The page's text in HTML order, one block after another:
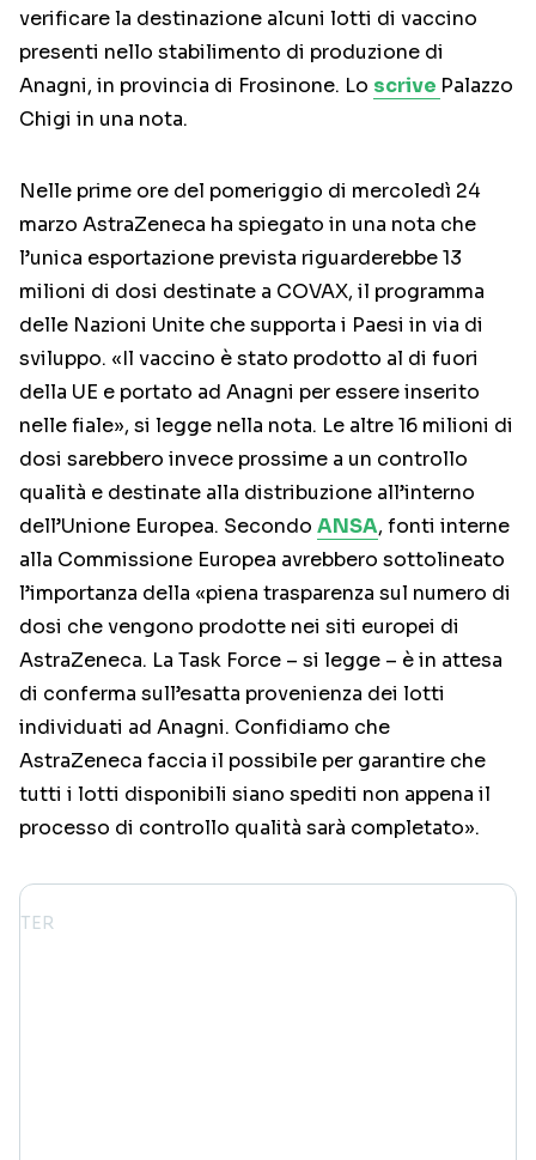
verificare la destinazione alcuni lotti di vaccino
presenti nello stabilimento di produzione di
Anagni, in provincia di Frosinone. Lo scrive Palazzo
Chigi in una nota.
Nelle prime ore del pomeriggio di mercoledì 24
marzo AstraZeneca ha spiegato in una nota che
l’unica esportazione prevista riguarderebbe 13
milioni di dosi destinate a COVAX, il programma
delle Nazioni Unite che supporta i Paesi in via di
sviluppo. «Il vaccino è stato prodotto al di fuori
della UE e portato ad Anagni per essere inserito
nelle fiale», si legge nella nota. Le altre 16 milioni di
dosi sarebbero invece prossime a un controllo
qualità e destinate alla distribuzione all’interno
dell’Unione Europea. Secondo ANSA, fonti interne
alla Commissione Europea avrebbero sottolineato
l’importanza della «piena trasparenza sul numero di
dosi che vengono prodotte nei siti europei di
AstraZeneca. La Task Force – si legge – è in attesa
di conferma sull’esatta provenienza dei lotti
individuati ad Anagni. Confidiamo che
AstraZeneca faccia il possibile per garantire che
tutti i lotti disponibili siano spediti non appena il
processo di controllo qualità sarà completato».